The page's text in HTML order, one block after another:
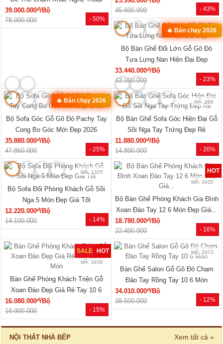
- 50%
39.000.000đ/Bộ
78.000.000
- 43%
45.600.000
- 23%
🔥 Bán chạy 2026
MÃ: 3431
Bộ Bàn Ghế Đối Lớn Gỗ Gõ Đỏ
Tựa Lưng Nan Hiện Đại Đẹp
33.440.000đ/Bộ
43.360.000
- 25%
🔥 Bán chạy 2026
MÃ: 8427
Bộ Sofa Góc Gỗ Gõ Đỏ Pachy Tay
Cong Bo Góc Mới Đẹp 2026
35.880.000đ/Bộ
47.860.000
- 20%
MÃ: 366
Bộ Bàn Ghế Sofa Góc Hiện Đại Gỗ
Sồi Nga Tay Trứng Đẹp Rẻ
11.880.000đ/Bộ
14.800.000
- 14%
MÃ: 1325
Bộ Sofa Đối Phòng Khách Gỗ Sồi
Nga 5 Món Đẹp Giá Tốt
12.220.000đ/Bộ
14.190.000
- 16%
HOT
MÃ: 3435
Bộ Bàn Ghế Phòng Khách Gia Đình
Xoan Đào Tay 12 6 Món Đẹp Giá...
18.780.000đ/Bộ
22.400.000
- 15%
SALE HOT
MÃ: 3436
Bàn Ghế Phòng Khách Triện Gỗ
Xoan Đào Đẹp Giá Rẻ Tay 10 6
Món
16.080.000đ/Bộ
18.900.000
- 12%
MÃ: 2973
Bàn Ghế Salon Gỗ Gõ Đỏ Chạm
Đào Tay Rồng Tay 10 6 Món
34.010.000đ/Bộ
38.500.000
NỘI THẤT NHÀ BẾP Xem tất cả »